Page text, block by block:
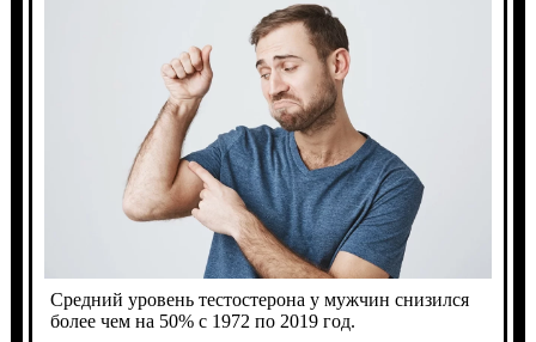
Средний уровень тестостерона у мужчин снизился
более чем на 50% с 1972 по 2019 год.